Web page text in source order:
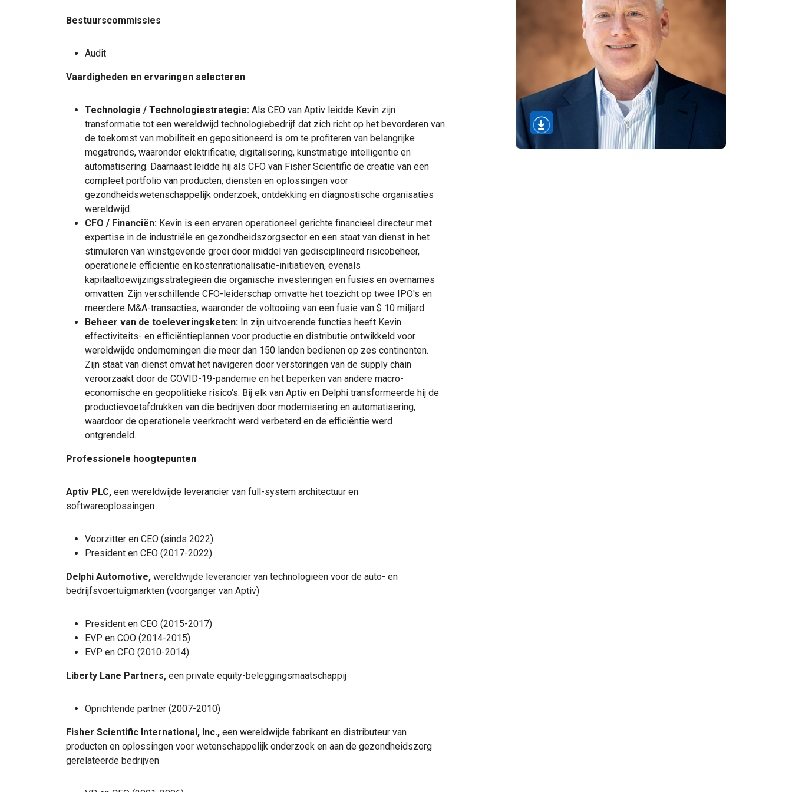
Bestuurscommissies
Audit
Vaardigheden en ervaringen selecteren
Technologie / Technologiestrategie: Als CEO van Aptiv leidde Kevin zijn
transformatie tot een wereldwijd technologiebedrijf dat zich richt op het bevorderen van
de toekomst van mobiliteit en gepositioneerd is om te profiteren van belangrijke
megatrends, waaronder elektrificatie, digitalisering, kunstmatige intelligentie en
automatisering. Daarnaast leidde hij als CFO van Fisher Scientific de creatie van een
compleet portfolio van producten, diensten en oplossingen voor
gezondheidswetenschappelijk onderzoek, ontdekking en diagnostische organisaties
wereldwijd.
CFO / Financiën: Kevin is een ervaren operationeel gerichte financieel directeur met
expertise in de industriële en gezondheidszorgsector en een staat van dienst in het
stimuleren van winstgevende groei door middel van gedisciplineerd risicobeheer,
operationele efficiëntie en kostenrationalisatie-initiatieven, evenals
kapitaaltoewijzingsstrategieën die organische investeringen en fusies en overnames
omvatten. Zijn verschillende CFO-leiderschap omvatte het toezicht op twee IPO's en
meerdere M&A-transacties, waaronder de voltooiing van een fusie van $ 10 miljard.
Beheer van de toeleveringsketen: In zijn uitvoerende functies heeft Kevin
effectiviteits- en efficiëntieplannen voor productie en distributie ontwikkeld voor
wereldwijde ondernemingen die meer dan 150 landen bedienen op zes continenten.
Zijn staat van dienst omvat het navigeren door verstoringen van de supply chain
veroorzaakt door de COVID-19-pandemie en het beperken van andere macro-
economische en geopolitieke risico's. Bij elk van Aptiv en Delphi transformeerde hij de
productievoetafdrukken van die bedrijven door modernisering en automatisering,
waardoor de operationele veerkracht werd verbeterd en de efficiëntie werd
ontgrendeld.
Professionele hoogtepunten
Aptiv PLC, een wereldwijde leverancier van full-system architectuur en
softwareoplossingen
Voorzitter en CEO (sinds 2022)
President en CEO (2017-2022)
Delphi Automotive, wereldwijde leverancier van technologieën voor de auto- en
bedrijfsvoertuigmarkten (voorganger van Aptiv)
President en CEO (2015-2017)
EVP en COO (2014-2015)
EVP en CFO (2010-2014)
Liberty Lane Partners, een private equity-beleggingsmaatschappij
Oprichtende partner (2007-2010)
Fisher Scientific International, Inc., een wereldwijde fabrikant en distributeur van
producten en oplossingen voor wetenschappelijk onderzoek en aan de gezondheidszorg
gerelateerde bedrijven
Sectie